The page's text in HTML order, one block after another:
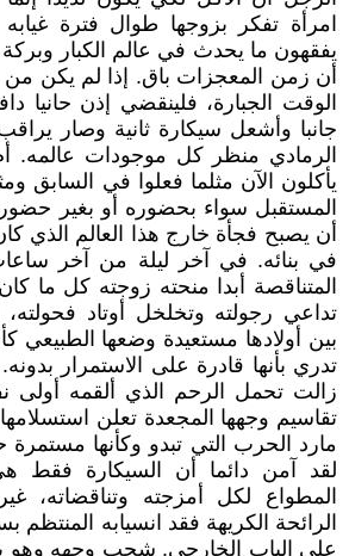
امرأة تفكر بزوجها طوال فترة
يفقهون ما يحدث في عالم الكبار
أن زمن المعجزات باق. إذا لم يكن من
الوقت الجبارة، فلينقضي إذن حانيا
جانبا وأشعل سيكارة ثانية وصار
الرمادي منظر كل موجودات عالمه.
يأكلون الآن مثلما فعلوا في السابق
المستقبل سواء بحضوره أو بغير
أن يصبح فجأة خارج هذا العالم الذي
في بنائه. في آخر ليلة من آخر
المتناقصة أبدا منحته زوجته كل ما
تداعي رجولته وتخلخل أوتاد
بين أولادها مستعيدة وضعها الطبيعي
تدري بأنها قادرة على الاستمرار
زالت تحمل الرحم الذي ألقمه أولى
تقاسيم وجهها المجعدة تعلن
مارد الحرب التي تبدو وكأنها مستمرة
لقد آمن دائما أن السيكارة فقط
المطواع لكل أمزجته وتناقضاته،
الرائحة الكريهة فقد انسيابه
على الباب الخارجي. شحب وجهه وهو